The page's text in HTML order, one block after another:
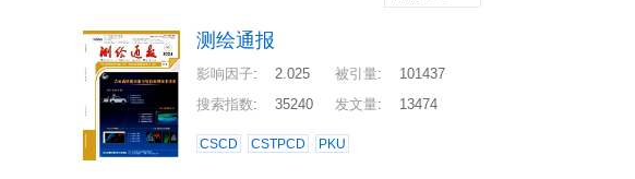
测绘通报
影响因子: 2.025 被引量:
101437
搜索指数: 35240 发文量: 13474
CSCD CSTPCD PKU